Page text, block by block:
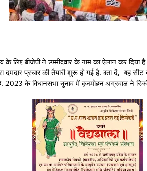
के लिए बीजेपी ने उम्मीदवार के नाम का ऐलान कर दिया
दमदार प्रचार की तैयारी शुरू हो गई है. बता दें, यह
के विधानसभा चुनाव में बृजमोहन अग्रवाल ने